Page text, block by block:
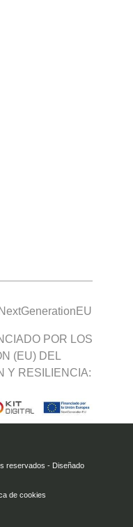
POR LOS
(EU) DEL
Y RESILIENCIA:
reservados - Diseñado
de cookies